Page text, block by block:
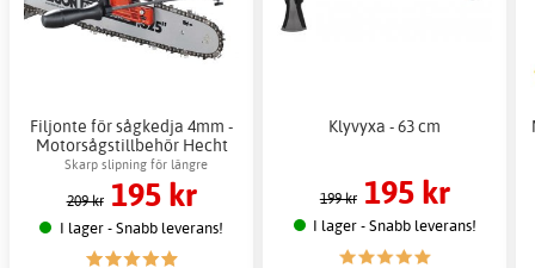
Filjonte för sågkedja 4mm -
Motorsågstillbehör Hecht
Skarp slipning för längre
kedjelivslängd
209 kr 195 kr
I lager - Snabb leverans!
Klyvyxa - 63 cm
199 kr 195 kr
I lager - Snabb leverans!